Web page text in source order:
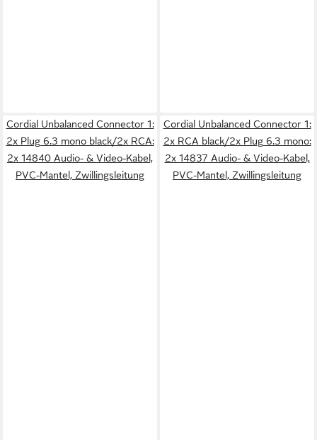
Cordial Unbalanced Connector 1:
2x Plug 6.3 mono black/2x RCA:
2x 14840 Audio- & Video-Kabel,
PVC-Mantel, Zwillingsleitung
Cordial Unbalanced Connector 1:
2x RCA black/2x Plug 6.3 mono:
2x 14837 Audio- & Video-Kabel,
PVC-Mantel, Zwillingsleitung